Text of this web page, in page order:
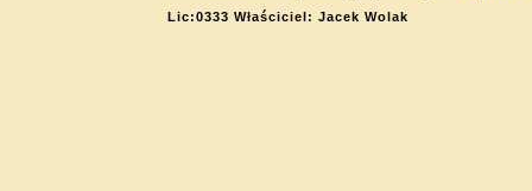
Lic:0333 Właściciel: Jacek Wolak